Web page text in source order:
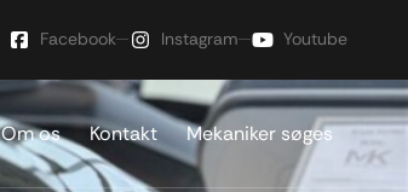
Facebook Instagram Youtube
Om os Kontakt Mekaniker søges